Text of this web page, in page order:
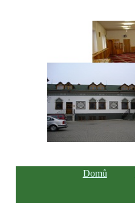
Domů